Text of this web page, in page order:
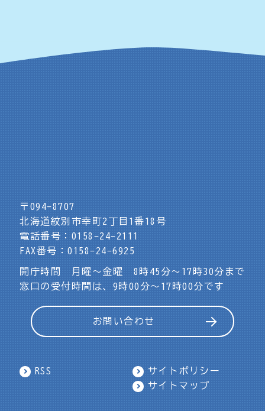
〒094-8707
北海道紋別市幸町2丁目1番18号
電話番号：0158-24-2111
FAX番号：0158-24-6925
開庁時間 月曜～金曜 8時45分～17時30分まで
窓口の受付時間は、9時00分～17時00分です
お問い合わせ
RSS
サイトポリシー
サイトマップ